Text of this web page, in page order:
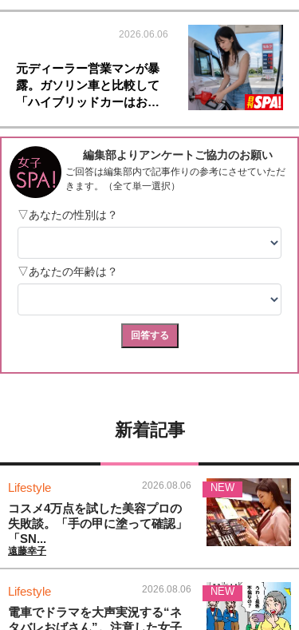
2026.06.06
元ディーラー営業マンが暴
露。ガソリン車と比較して
「ハイブリッドカーはお…
新着記事
Lifestyle 2026.08.06
コスメ4万点を試した美容プロの
失敗談。「手の甲に塗って確認」
「SN...
遠藤幸子
NEW
Lifestyle 2026.08.06
電車でドラマを大声実況する“ネ
NEW